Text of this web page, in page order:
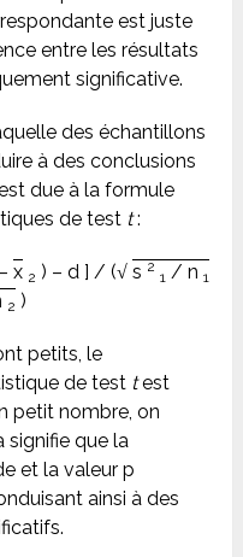
est juste
entre les résultats
significative.
des échantillons
à des conclusions
due à la formule
de test t:
–x 2 ) – d ] / (√s 2
1 / n1
2 )
petits, le
de test test
petit nombre, on
signifie que la
et la valeur p
ainsi à des